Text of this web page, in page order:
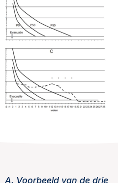
A. Voorbeeld van de drie